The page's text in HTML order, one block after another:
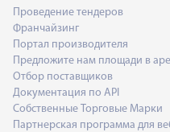
Проведение тендеров
Франчайзинг
Портал производителя
Предложите нам площади в
Отбор поставщиков
Документация по API
Собственные Торговые Марки
Партнерская программа для